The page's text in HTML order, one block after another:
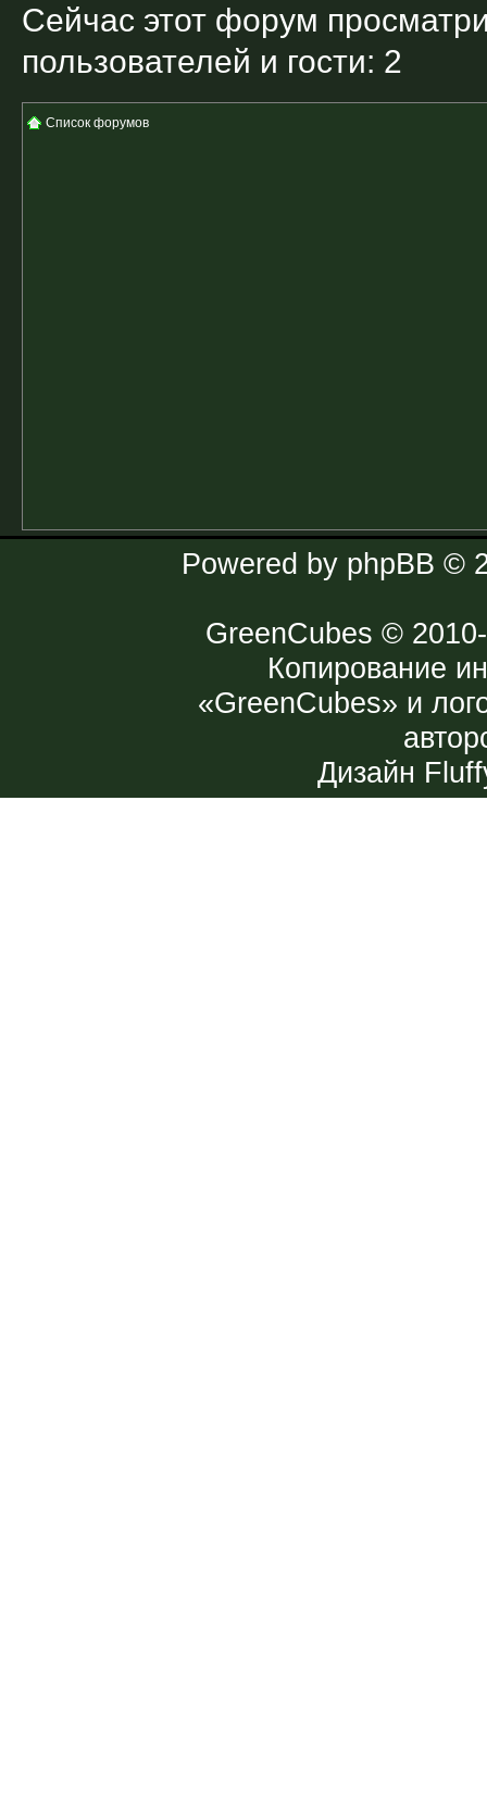
Сейчас этот форум
пользователей и гости: 2
Список форумов
Powered by phpBB ©
GreenCubes ©
Копирование
«GreenCubes» и
Дизайн